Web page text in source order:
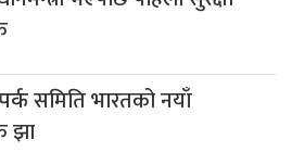
समिति भारतको नयाँ
झा